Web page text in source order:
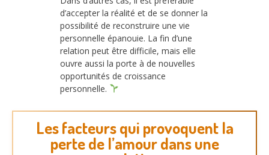
d’accepter la réalité et de se donner la
possibilité de reconstruire une vie
personnelle épanouie. La fin d’une
relation peut être difficile, mais elle
ouvre aussi la porte à de nouvelles
opportunités de croissance
personnelle.
Les facteurs qui provoquent la
perte de l’amour dans une